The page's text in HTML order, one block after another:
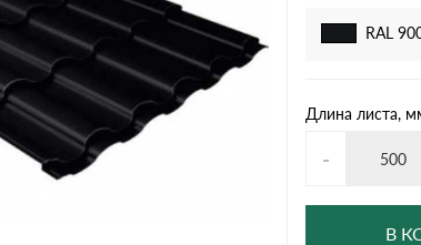
Шифер для грядок
RAL
Длина листа,
-
В